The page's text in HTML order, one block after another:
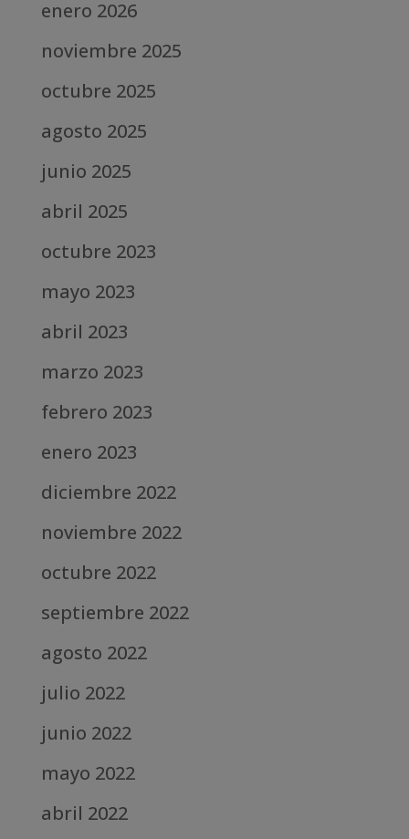
enero 2026
noviembre 2025
octubre 2025
agosto 2025
junio 2025
abril 2025
octubre 2023
mayo 2023
abril 2023
marzo 2023
febrero 2023
enero 2023
diciembre 2022
noviembre 2022
octubre 2022
septiembre 2022
agosto 2022
julio 2022
junio 2022
mayo 2022
abril 2022